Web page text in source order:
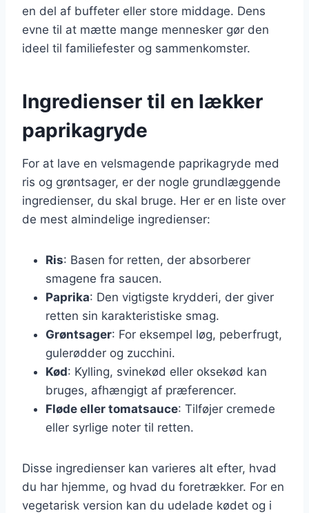
en del af buffeter eller store middage. Dens
evne til at mætte mange mennesker gør den
ideel til familiefester og sammenkomster.
Ingredienser til en lækker
paprikagryde
For at lave en velsmagende paprikagryde med
ris og grøntsager, er der nogle grundlæggende
ingredienser, du skal bruge. Her er en liste over
de mest almindelige ingredienser:
Ris: Basen for retten, der absorberer
smagene fra saucen.
Paprika: Den vigtigste krydderi, der giver
retten sin karakteristiske smag.
Grøntsager: For eksempel løg, peberfrugt,
gulerødder og zucchini.
Kød: Kylling, svinekød eller oksekød kan
bruges, afhængigt af præferencer.
Fløde eller tomatsauce: Tilføjer cremede
eller syrlige noter til retten.
Disse ingredienser kan varieres alt efter, hvad
du har hjemme, og hvad du foretrækker. For en
vegetarisk version kan du udelade kødet og i